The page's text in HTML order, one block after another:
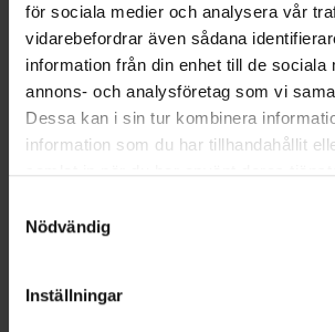
för sociala medier och analysera vår
vidarebefordrar även sådana
information från din enhet till de sociala
annons- och analysföretag som vi
Dessa kan i sin tur kombinera
information som du har tillhandahållit
samlat in när du har använt deras
Nödvändig
Inställningar
High Mountain
1652
9,95 €